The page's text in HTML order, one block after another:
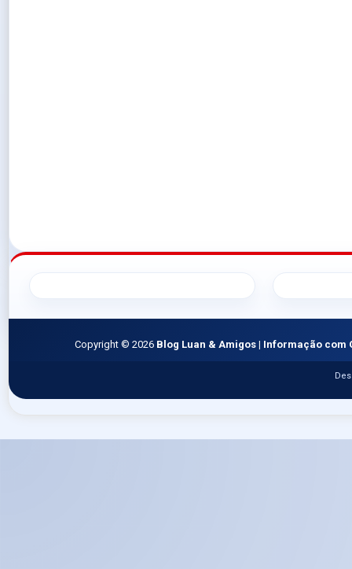
Copyright © 2026 Blog Luan & Amigos | Informação